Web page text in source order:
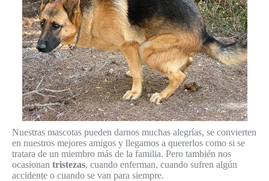
Nuestras mascotas pueden darnos muchas alegrías, se convierten
en nuestros mejores amigos y llegamos a quererlos como si se
tratara de un miembro más de la familia. Pero también nos
ocasionan tristezas, cuando enferman, cuando sufren algún
accidente o cuando se van para siempre.